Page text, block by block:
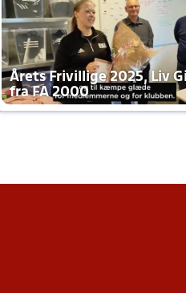
Årets Frivillige 2025, Liv
fra FA 2000